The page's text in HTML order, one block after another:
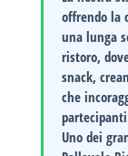
offrendo la
una lunga
ristoro,
snack,
che
Uno dei